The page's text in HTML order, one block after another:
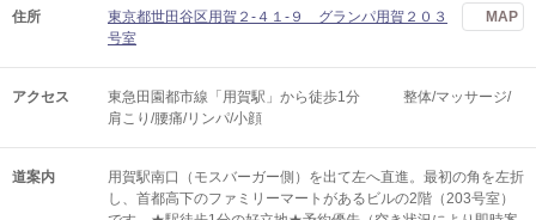
住所
東京都世田谷区用賀２-４１-９ グランパ用賀２０３
号室
MAP
アクセス
東急田園都市線「用賀駅」から徒歩1分 整体/マッサージ/
肩こり/腰痛/リンパ/小顔
道案内
用賀駅南口（モスバーガー側）を出て左へ直進。最初の角を左折
し、首都高下のファミリーマートがあるビルの2階（203号室）